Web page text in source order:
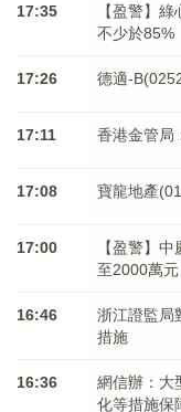
17:35
【盈警】
不少於85%
17:26 德適-
17:11 香港金管局
17:08 寶龍地產
17:00
【盈警】
至2000萬元
16:46
浙江證監局
措施
16:36
網信辦：大
化等措施保